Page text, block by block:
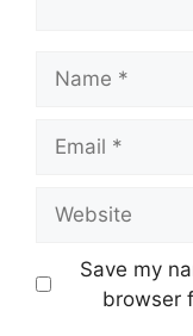
Save my
browser